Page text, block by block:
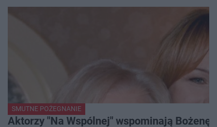
SMUTNE POŻEGNANIE
Aktorzy "Na Wspólnej" wspominają Bożenę